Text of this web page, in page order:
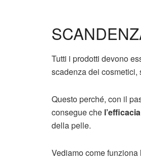
Tutti i prodotti devono
scadenza dei cosmetici,
Questo perché, con il
consegue che
della pelle.
Vediamo come